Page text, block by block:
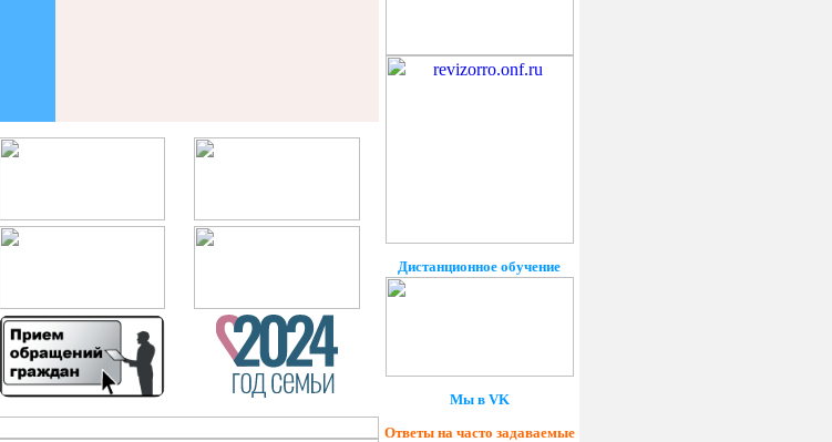
Дистанционное обучение
Мы в VK
Ответы на часто задаваемые